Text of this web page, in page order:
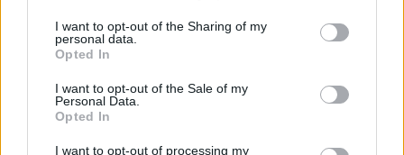
not limited to your visit or usage behaviour. You may click to
grant or deny consent to Google and its third-party tags to
use your data for below specified purposes in below Google
consent section.
I want to opt-out of the Sharing of my
personal data.
Opted In
I want to opt-out of the Sale of my
Personal Data.
Opted In
I want to opt-out of processing my